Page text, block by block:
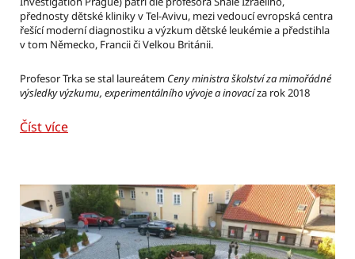
přednosty dětské kliniky v Tel-Avivu, mezi vedoucí evropská centra
řešící moderní diagnostiku a výzkum dětské leukémie a předstihla
v tom Německo, Francii či Velkou Británii.
Profesor Trka se stal laureátem Ceny ministra školství za mimořádné
výsledky výzkumu, experimentálního vývoje a inovacíza rok 2018
Číst více